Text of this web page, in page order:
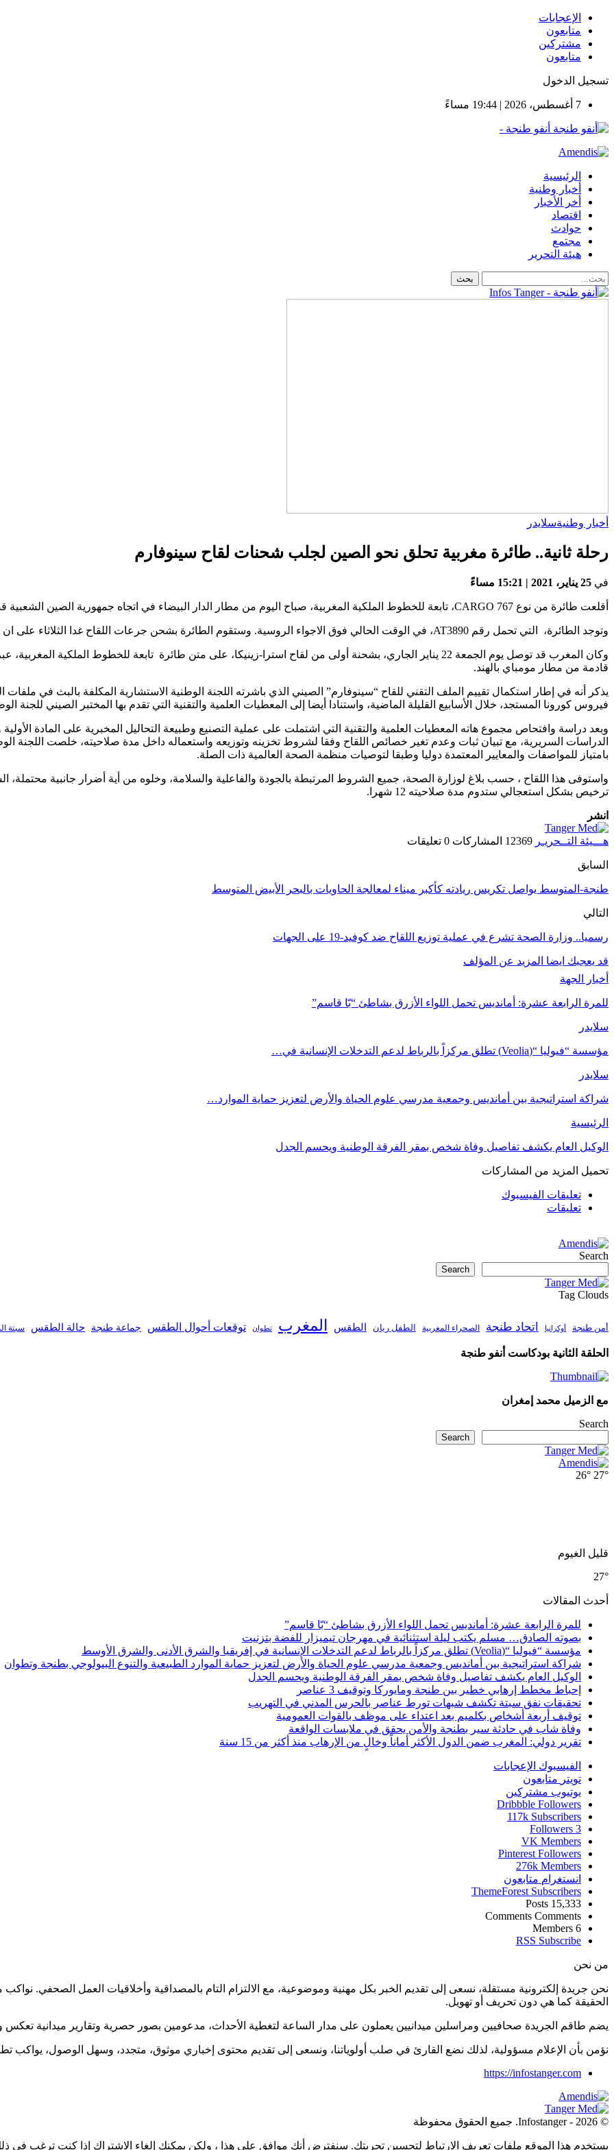
الإعجابات
متابعون
مشتركين
متابعون
تسجيل الدخول
7 أغسطس، 2026 | 19:44 مساءً
أنفو طنجة -
الرئيسية
أخبار وطنية
أخر الأخبار
اقتصاد
حوادث
مجتمع
هيئة التحرير
أخبار وطنيةسلايدر
رحلة ثانية.. طائرة مغربية تحلق نحو الصين لجلب شحنات لقاح سينوفارم
في 25 يناير، 2021 | 15:21 مساءً
أقلعت طائرة من نوع 767 CARGO، تابعة للخطوط الملكية المغربية، صباح اليوم من مطار الدار البيضاء في اتجاه جمهورية الصين الشعبية قصد جلب الشحنة الأولى من لقاح سينوفارم.
وتوجد الطائرة، التي تحمل رقم AT3890، في الوقت الحالي فوق الاجواء الروسية. وستقوم الطائرة بشحن جرعات اللقاح غدا الثلاثاء على ان تعود إلى مطار الدار البيضاء يوم الأربعاء المقبل.
قادمة من مطار مومباي بالهند.
يذكر أنه في إطار استكمال تقييم الملف التقني للقاح “سينوفارم” الصيني الذي باشرته اللجنة الوطنية الاستشارية المكلفة بالبث في
فيروس كورونا المستجد، خلال الأسابيع القليلة الماضية، واستنادا أيضا إلى المعطيات العلمية والتقنية التي تقدم بها المختبر الصيني
وبعد دراسة وافتحاص مجموع هاته المعطيات العلمية والتقنية التي اشتملت على عملية التصنيع وطبيعة التحاليل المخبرية على المادة
الدراسات السريرية، مع تبيان ثبات وعدم تغير خصائص اللقاح وفقا لشروط تخزينه وتوزيعه واستعماله داخل مدة صلاحيته، خلصت اللجنة
بامتياز للمواصفات والمعايير المعتمدة دوليا وطبقا لتوصيات منظمة الصحة العالمية ذات الصلة.
واستوفى هذا اللقاح ، حسب بلاغ لوزارة الصحة، جميع الشروط المرتبطة بالجودة والفاعلية والسلامة، وخلوه من أية أضرار جانبية
ترخيص بشكل استعجالي ستدوم مدة صلاحيته 12 شهرا.
انشر
هـــيئة التــحريـر 12369 المشاركات 0 تعليقات
السابق
طنجة-المتوسط يواصل تكريس ريادته كأكبر ميناء لمعالجة الحاويات بالبحر الأبيض المتوسط
التالي
رسميا.. وزارة الصحة تشرع في عملية توزيع اللقاح ضد كوفيد-19 على الجهات
قد يعجبك ايضا المزيد عن المؤلف
أخبار الجهة
للمرة الرابعة عشرة: أمانديس تحمل اللواء الأزرق بشاطئ “بّا قاسم”
سلايدر
مؤسسة “فيوليا “(Veolia) تطلق مركزاً بالرباط لدعم التدخلات الإنسانية في…
سلايدر
شراكة استراتيجية بين أمانديس وجمعية مدرسي علوم الحياة والأرض لتعزيز حماية الموارد…
الرئيسية
الوكيل العام يكشف تفاصيل وفاة شخص بمقر الفرقة الوطنية ويحسم الجدل
تحميل المزيد من المشاركات
تعليقات الفيسبوك
تعليقات
Search
Search
Tag Clouds
أمن طنجة أوكرانيا اتحاد طنجة الصحراء المغربية الطفل ريان الطقس المغرب تطوان توقعات أحوال الطقس جماعة طنجة حالة الطقس سبتة
الحلقة الثانية بودكاست أنفو طنجة
مع الزميل محمد إمغران
Search
Search
27°
26°
قليل الغيوم
27°
أحدث المقالات
للمرة الرابعة عشرة: أمانديس تحمل اللواء الأزرق بشاطئ “بّا قاسم”
بصوته الصادق… مسلم يكتب ليلة استثنائية في مهرجان تيميزار للفضة بتزنيت
مؤسسة “فيوليا “(Veolia) تطلق مركزاً بالرباط لدعم التدخلات الإنسانية في إفريقيا والشرق الأدنى والشرق الأوسط
شراكة استراتيجية بين أمانديس وجمعية مدرسي علوم الحياة والأرض لتعزيز حماية الموارد الطبيعية والتنوع البيولوجي بطنجة وتطوان
الوكيل العام يكشف تفاصيل وفاة شخص بمقر الفرقة الوطنية ويحسم الجدل
إحباط مخطط إرهابي خطير بين طنجة ومايوركا وتوقيف 3 عناصر
تحقيقات نفق سبتة تكشف شبهات تورط عناصر بالحرس المدني في التهريب
توقيف أربعة أشخاص بكلميم بعد اعتداء على موظف بالقوات العمومية
وفاة شاب في حادثة سير بطنجة والأمن يحقق في ملابسات الواقعة
تقرير دولي: المغرب ضمن الدول الأكثر أماناً وخالٍ من الإرهاب منذ أكثر من 15 سنة
الفيسبوك الإعجابات
تويتر متابعون
يوتيوب مشتركين
Dribbble Followers
117k Subscribers
3
Followers
VK Members
Pinterest Followers
276k Members
انستغرام متابعون
ThemeForest Subscribers
15,333
Posts
Comments Comments
6
Members
RSS Subscribe
من نحن
نحن جريدة إلكترونية مستقلة، نسعى إلى تقديم الخبر بكل مهنية وموضوعية، مع الالتزام التام بالمصداقية وأخلاقيات العمل الصحفي.
الحقيقة كما هي دون تحريف أو تهويل.
يضم طاقم الجريدة صحافيين ومراسلين ميدانيين يعملون على مدار الساعة لتغطية الأحداث، مدعومين بصور حصرية وتقارير ميدانية
نؤمن بأن الإعلام مسؤولية، لذلك نضع القارئ في صلب أولوياتنا، ونسعى إلى تقديم محتوى إخباري موثوق، متجدد، وسهل الوصول،
https://infostanger.com
© 2026 - Infostanger. جميع الحقوق محفوظة
يستخدم هذا الموقع ملفات تعريف الارتباط لتحسين تجربتك. سنفترض أنك موافق على هذا ، ولكن يمكنك إلغاء الاشتراك إذا كنت ترغب في